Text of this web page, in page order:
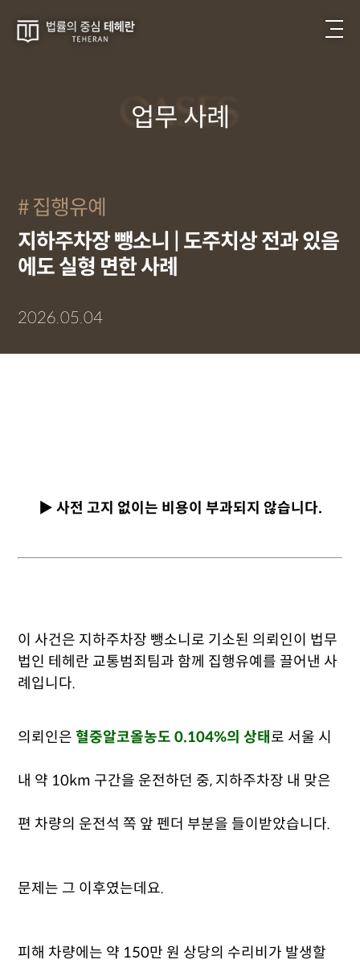
CASES
업무 사례
집행유예
지하주차장 뺑소니 | 도주치상 전과 있음
에도 실형 면한 사례
2026.05.04
▶ 사전 고지 없이는 비용이 부과되지 않습니다.
이 사건은 지하주차장 뺑소니로 기소된 의뢰인이 법무
법인 테헤란 교통범죄팀과 함께 집행유예를 끌어낸 사
례입니다.
의뢰인은혈중알코올농도 0.104%의 상태 로 서울 시
내 약 10km 구간을 운전하던 중, 지하주차장 내 맞은
편 차량의 운전석 쪽 앞 펜더 부분을 들이받았습니다.
문제는 그 이후였는데요.
피해 차량에는 약 150만 원 상당의 수리비가 발생할